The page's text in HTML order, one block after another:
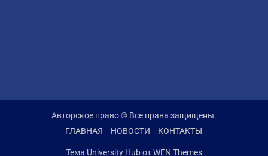
Авторское право © Все права защищены.
ГЛАВНАЯ
НОВОСТИ КОНТАКТЫ
Тема University Hub отWEN Themes